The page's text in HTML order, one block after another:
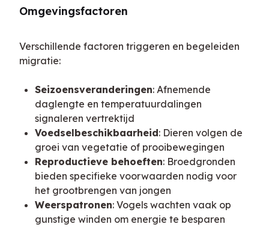
Omgevingsfactoren
Verschillende factoren triggeren en begeleiden
migratie:
Seizoensveranderingen: Afnemende
daglengte en temperatuurdalingen
signaleren vertrektijd
Voedselbeschikbaarheid: Dieren volgen de
groei van vegetatie of prooibewegingen
Reproductieve behoeften: Broedgronden
bieden specifieke voorwaarden nodig voor
het grootbrengen van jongen
Weerspatronen: Vogels wachten vaak op
gunstige winden om energie te besparen